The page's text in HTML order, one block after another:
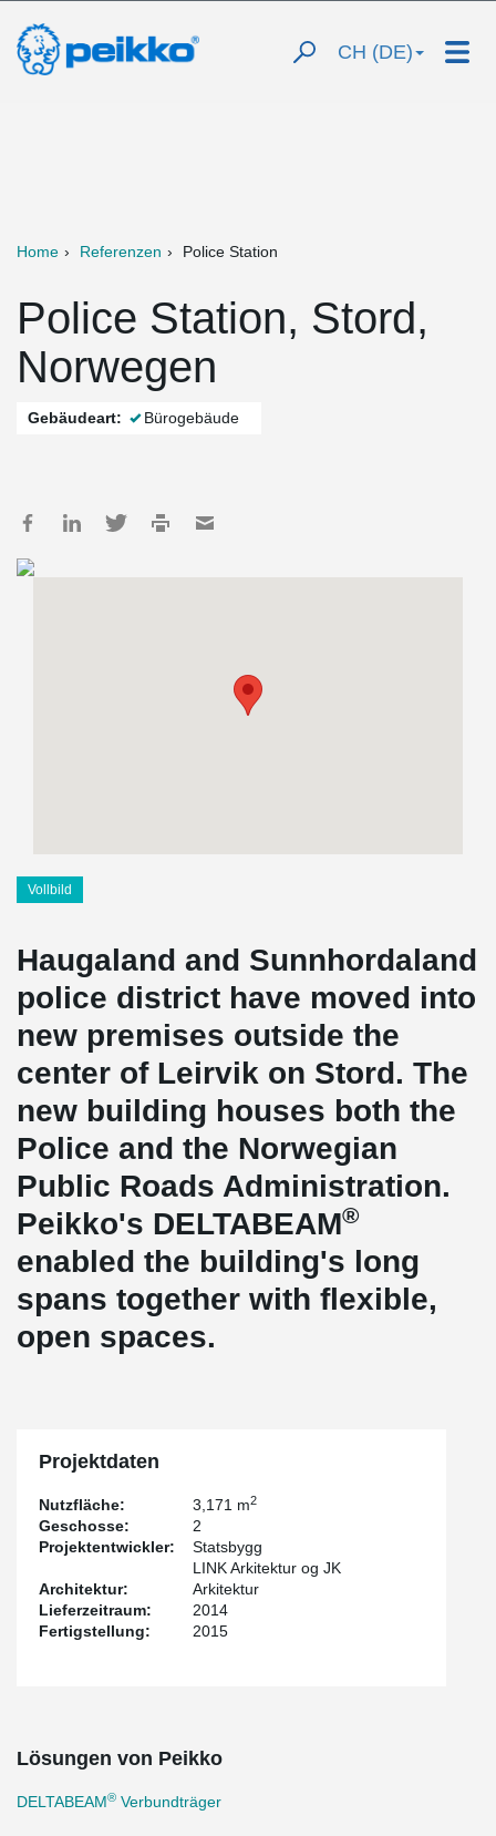
CH (DE)
Home Referenzen Police Station
Police Station, Stord,
Norwegen
Gebäudeart: Bürogebäude
Vollbild
Haugaland and Sunnhordaland
police district have moved into
new premises outside the
center of Leirvik on Stord. The
new building houses both the
Police and the Norwegian
Public Roads Administration.
Peikko's DELTABEAM®
enabled the building's long
spans together with flexible,
open spaces.
Projektdaten
Nutzfläche: 3,171 m2
Geschosse:
2
Projektentwickler:
Statsbygg
Architektur:
LINK Arkitektur og JK
Arkitektur
Lieferzeitraum:
2014
Fertigstellung:
2015
Lösungen von Peikko
DELTABEAM® Verbundträger